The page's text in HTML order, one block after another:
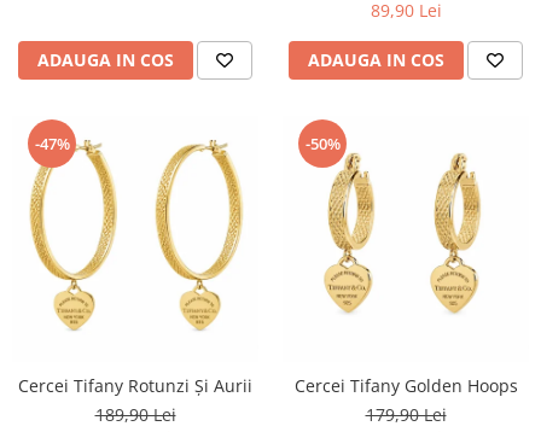
ADAUGA IN COS
89,90 Lei
ADAUGA IN COS
-47%
Cercei Tifany Rotunzi Și Aurii
189,90 Lei
-50%
Cercei Tifany Golden Hoops
179,90 Lei